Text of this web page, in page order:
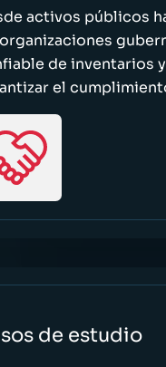
activos públicos
de inventarios
el
de estudio